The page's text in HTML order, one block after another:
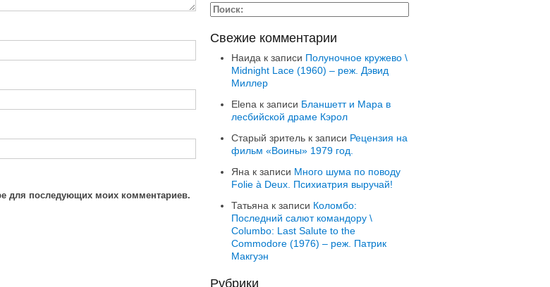
для последующих моих комментариев.
Свежие комментарии
Наида к записи Полуночное кружево \
Midnight Lace (1960) – реж. Дэвид
Миллер
Elena к записи Бланшетт и Мара в
лесбийской драме Кэрол
Старый зритель к записи Рецензия на
фильм «Воины» 1979 год.
Яна к записи Много шума по поводу
Folie à Deux. Психиатрия выручай!
Татьяна к записи Коломбо:
Последний салют командору \
Columbo: Last Salute to the
Commodore (1976) – реж. Патрик
Макгуэн
Рубрики